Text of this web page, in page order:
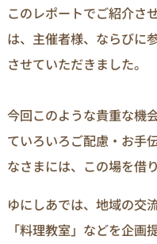
このレポートでご紹介さ
は、主催者様、ならびに
させていただきました。
今回このような貴重な機
ていろいろご配慮・お手
なさまには、この場を借
ゆにしあでは、地域の交
「料理教室」などを企